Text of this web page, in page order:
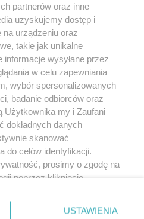
Stowarzyszenie Rozwoju
uzyskać w Centralnym
pod adresem Portal
(podatki.gov.pl). Beneficjentami
Tomasz Szakiel, Mariusz
wideo oraz dzienniki lub
przez podmioty wchodzące
w rozumieniu art. 4 pkt 14
ochronie konkurencji i
275) znajdują się pod tym link
i Telewizji jest organem
i telewizji, zaś nadawca –
partnerów oraz inne
uzyskujemy dostęp i
urządzeniu oraz
takie jak unikalne
informacje wysyłane przez
w celu zapewniania
wybór spersonalizowanych
badanie odbiorców oraz
Użytkownika my i Zaufani
dokładnych danych
skanować
do celów identyfikacji.
prosimy o zgodę na
poprzez kliknięcie
ustawień prywatności
USTAWIENIA